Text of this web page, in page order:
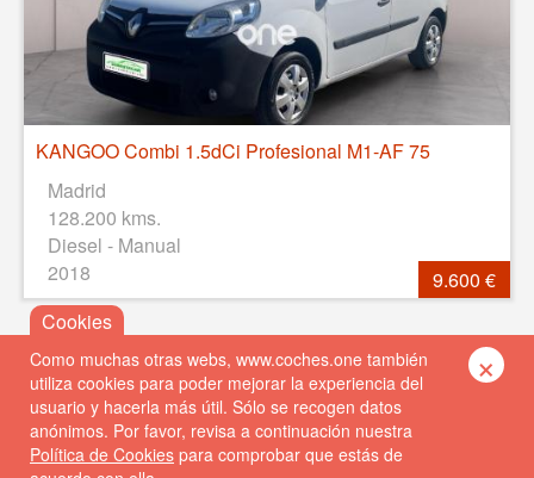
KANGOO Combi 1.5dCi Profesional M1-AF 75
Madrid
128.200 kms.
Diesel - Manual
2018
9.600 €
Como muchas otras webs, www.coches.one también
utiliza cookies para poder mejorar la experiencia del
usuario y hacerla más útil. Sólo se recogen datos
anónimos. Por favor, revisa a continuación nuestra
Política de Cookies para comprobar que estás de
×